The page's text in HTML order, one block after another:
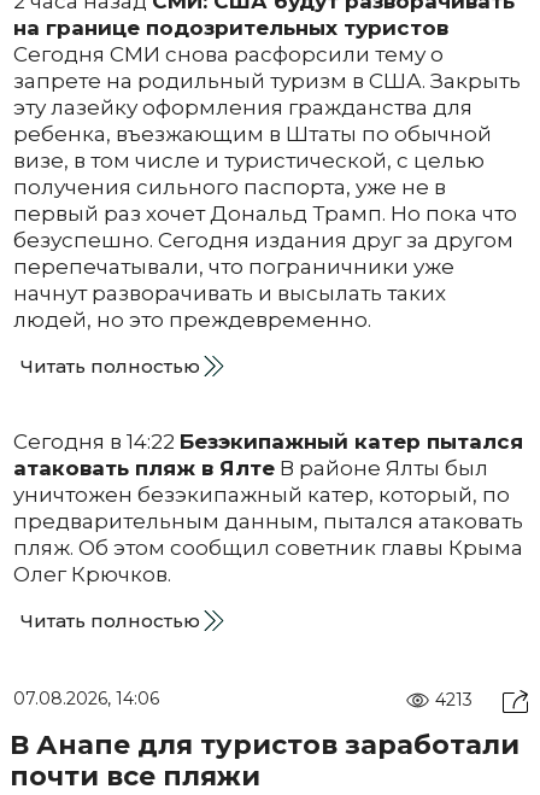
на границе подозрительных туристов
Сегодня СМИ снова расфорсили тему о
запрете на родильный туризм в США. Закрыть
эту лазейку оформления гражданства для
ребенка, въезжающим в Штаты по обычной
визе, в том числе и туристической, с целью
получения сильного паспорта, уже не в
первый раз хочет Дональд Трамп. Но пока что
безуспешно. Сегодня издания друг за другом
перепечатывали, что пограничники уже
начнут разворачивать и высылать таких
людей, но это преждевременно.
Читать полностью
Сегодня в 14:22 Безэкипажный катер пытался
атаковать пляж в ЯлтеВ районе Ялты был
уничтожен безэкипажный катер, который, по
предварительным данным, пытался атаковать
пляж. Об этом сообщил советник главы Крыма
Олег Крючков.
Читать полностью
07.08.2026, 14:06 4213
В Анапе для туристов заработали
почти все пляжи